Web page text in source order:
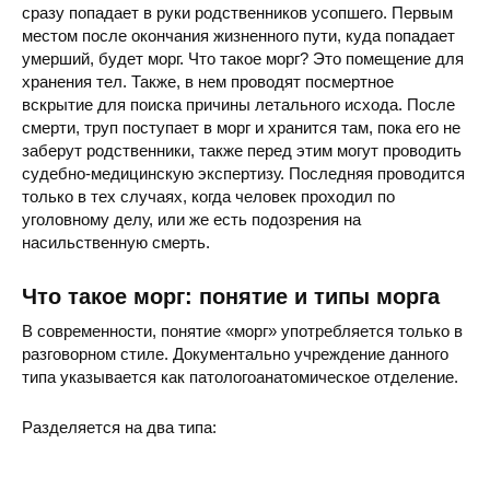
сразу попадает в руки родственников усопшего. Первым
местом после окончания жизненного пути, куда попадает
умерший, будет морг. Что такое морг? Это помещение для
хранения тел. Также, в нем проводят посмертное
вскрытие для поиска причины летального исхода. После
смерти, труп поступает в морг и хранится там, пока его не
заберут родственники, также перед этим могут проводить
судебно-медицинскую экспертизу. Последняя проводится
только в тех случаях, когда человек проходил по
уголовному делу, или же есть подозрения на
насильственную смерть.
Что такое морг: понятие и типы морга
В современности, понятие «морг» употребляется только в
разговорном стиле. Документально учреждение данного
типа указывается как патологоанатомическое отделение.
Разделяется на два типа: